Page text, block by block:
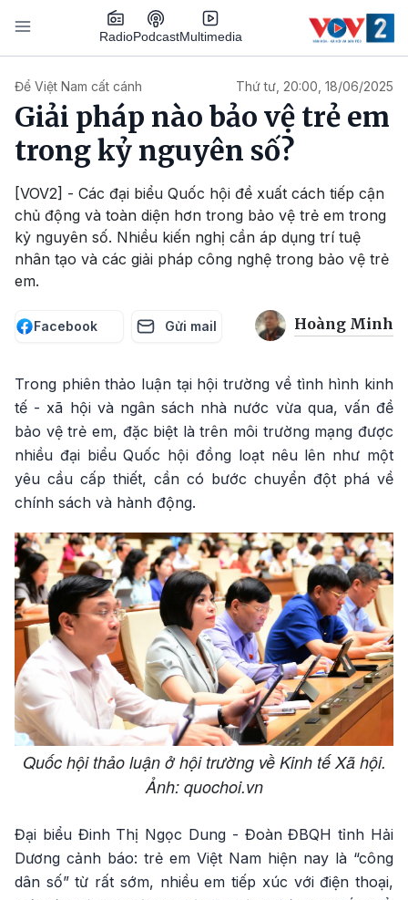
Nhảy đến nội dung
RadioPodcastMultimedia
Để Việt Nam cất cánh Thứ tư, 20:00, 18/06/2025
Giải pháp nào bảo vệ trẻ em
trong kỷ nguyên số?
[VOV2] - Các đại biểu Quốc hội đề xuất cách tiếp cận
chủ động và toàn diện hơn trong bảo vệ trẻ em trong
kỷ nguyên số. Nhiều kiến nghị cần áp dụng trí tuệ
nhân tạo và các giải pháp công nghệ trong bảo vệ trẻ
em.
Facebook Gửi mail Hoàng Minh
Trong phiên thảo luận tại hội trường về tình hình kinh
tế - xã hội và ngân sách nhà nước vừa qua, vấn đề
bảo vệ trẻ em, đặc biệt là trên môi trường mạng được
nhiều đại biểu Quốc hội đồng loạt nêu lên như một
yêu cầu cấp thiết, cần có bước chuyển đột phá về
chính sách và hành động.
Quốc hội thảo luận ở hội trường về Kinh tế Xã hội.
Ảnh: quochoi.vn
Đại biểu Đinh Thị Ngọc Dung - Đoàn ĐBQH tỉnh Hải
Dương cảnh báo: trẻ em Việt Nam hiện nay là “công
dân số” từ rất sớm, nhiều em tiếp xúc với điện thoại,